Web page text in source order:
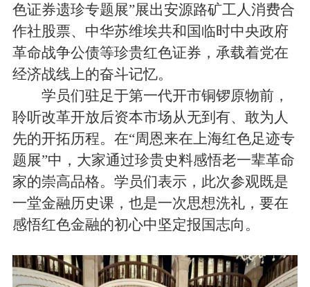
色证券遗珍专题展”展出安源路矿工人消费合
作社股票、中华苏维埃共和国临时中央政府
革命战争公债等珍贵红色证券，承载着党在
经济战线上的奋斗记忆。
学员们驻足于第一代开市铜锣原物前，
聆听改革开放后资本市场从无到有、敢为人
先的开拓历程。在“周恩来在上海红色足迹专
题展”中，大家通过珍贵史料感悟老一辈革命
家的崇高品格。学员们表示，此次参观既是
一堂金融历史课，也是一次思想洗礼，要在
感悟红色金融的初心中坚定报国志向。